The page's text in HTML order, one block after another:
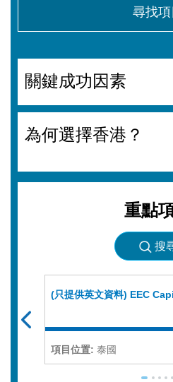
尋找項
關鍵成功因素
為何選擇香港？
重點
搜
(只提供英文資料) EEC
項目位置: 泰國